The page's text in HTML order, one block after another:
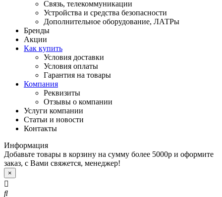
Связь, телекоммуникации
Устройства и средства безопасности
Дополнительное оборудование, ЛАТРы
Бренды
Акции
Как купить
Условия доставки
Условия оплаты
Гарантия на товары
Компания
Реквизиты
Отзывы о компании
Услуги компании
Статьи и новости
Контакты
Информация
Добавьте товары в корзину на сумму более 5000р и оформите
заказ, с Вами свяжется, менеджер!
×